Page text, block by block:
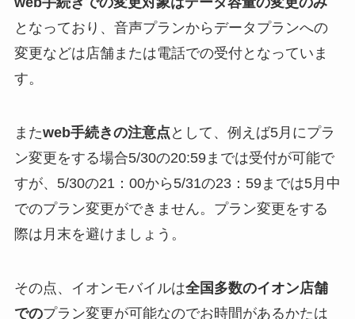
となっており、音声プランからデータプランへの
変更などは店舗または電話での受付となっていま
す。
またweb手続きの注意点 として、例えば5月にプラ
ン変更をする場合5/30の20:59までは受付が可能で
すが、5/30の21：00から5/31の23：59までは5月中
でのプラン変更ができません。プラン変更をする
際は月末を避けましょう。
その点、イオンモバイルは全国多数のイオン店舗
でのプラン変更が可能なのでお時間があるかたは